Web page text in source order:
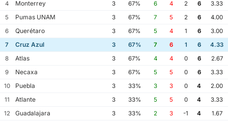
4
Monterrey 3 67% 6 4 2 6
3.33
5
Pumas UNAM 3 67% 7 5 2 6
4.00
6
Querétaro 3 67% 5 4 1 6
3.00
7
Cruz Azul 3 67% 7 6 1 6
4.33
8
Atlas 3 67% 4 4 0 6
2.67
9
Necaxa 3 67% 5 5 0 6
3.33
10
Puebla 3 33% 3 3 0 4
2.00
11
Atlante 3 33% 5 5 0 4
3.33
12
Guadalajara 3 33% 2 3 -1 4
1.67